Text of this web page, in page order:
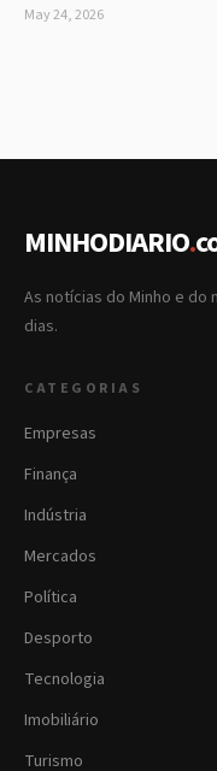
May 24, 2026
MINHODIARIO.
As notícias do Minho e do
dias.
CATEGORIAS
Empresas
Finança
Indústria
Mercados
Política
Desporto
Tecnologia
Imobiliário
Turismo